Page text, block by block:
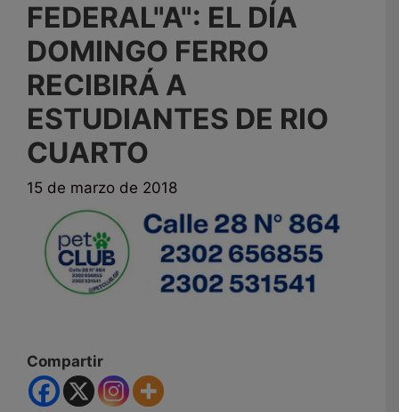
FEDERAL"A": EL DÍA
DOMINGO FERRO
RECIBIRÁ A
ESTUDIANTES DE RIO
CUARTO
15 de marzo de 2018
Compartir